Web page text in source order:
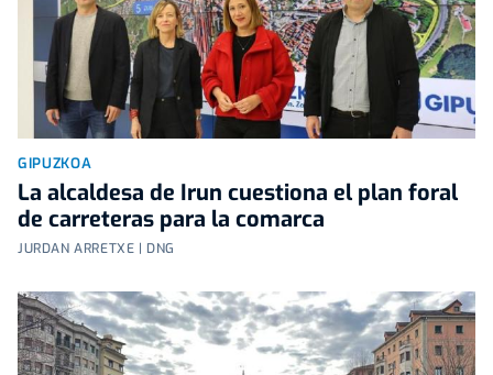
GIPUZKOA
La alcaldesa de Irun cuestiona el plan foral
de carreteras para la comarca
JURDAN ARRETXE | DNG